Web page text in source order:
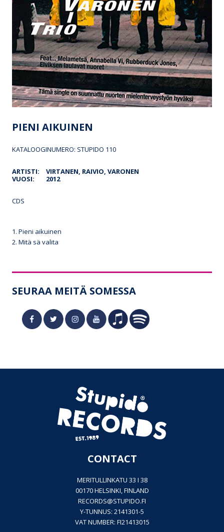
PIENI AIKUINEN
KATALOOGINUMERO: STUPIDO 110
ARTISTI:
VIRTANEN, RAIVIO, VARONEN
VUOSI:
2012
CDS
1. Pieni aikuinen
2. Mitä sä valita
SEURAA MEITÄ SOMESSA
CONTACT
MERITULLINKATU 33 I 38
00170 HELSINKI, FINLAND
RECORDS@STUPIDO.FI
Y-TUNNUS: 2141301-5
VAT NUMBER: FI21413015